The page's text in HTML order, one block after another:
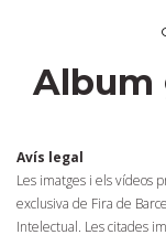
Album
Avís legal
Les imatges i els vídeos
exclusiva de Fira de
Intelectual. Les citades